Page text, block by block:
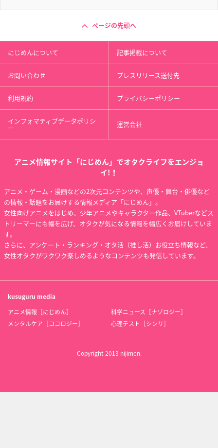
ページの先頭へ
にじめんについて 記事掲載について
お問い合わせ プレスリリース送付先
利用規約 プライバシーポリシー
インフォマティブデータポリシ
ー 運営会社
アニメ情報サイト「にじめん」でオタクライフをエンジョ
イ!！
アニメ・ゲーム・漫画などの2次元コンテンツや、声優・舞台・俳優など
の情報・話題をお届けする情報メディア「にじめん」。
女性向けアニメをはじめ、少年アニメやキャラクター作品、VTuberなどス
トリーマーにも幅を広げ、オタクが気になる情報を幅広くお届けしていま
す。
さらに、アンケート・ランキング・オタ活（推し活）お役立ち情報など、
女性オタクがワクワク楽しめるようなコンテンツも発信しています。
kusuguru media
アニメ情報［にじめん］
科学ニュース［ナゾロジー］
メンタルケア［ココロジー］
心理テスト［シンリ］
Copyright 2013 nijimen.